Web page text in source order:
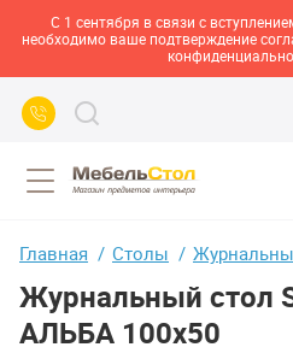
С 1 сентября в связи с
необходимо ваше подтверждение
Главная Столы
Журнальный стол
АЛЬБА 100х50